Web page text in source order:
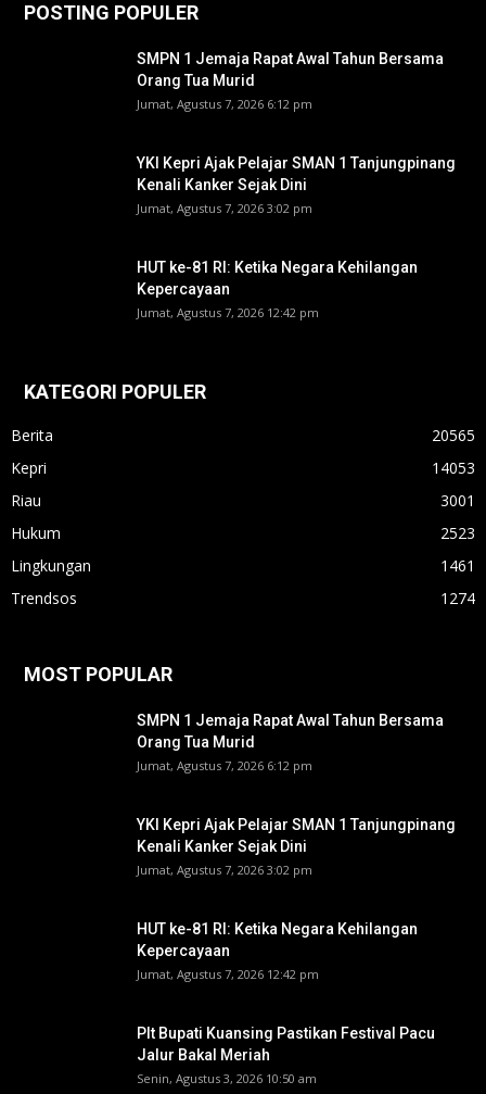
POSTING POPULER
SMPN 1 Jemaja Rapat Awal Tahun Bersama
Orang Tua Murid ‎
Jumat, Agustus 7, 2026 6:12 pm
YKI Kepri Ajak Pelajar SMAN 1 Tanjungpinang
Kenali Kanker Sejak Dini
Jumat, Agustus 7, 2026 3:02 pm
HUT ke-81 RI: Ketika Negara Kehilangan
Kepercayaan
Jumat, Agustus 7, 2026 12:42 pm
KATEGORI POPULER
Berita
20565
Kepri
14053
Riau
3001
Hukum
2523
Lingkungan
1461
Trendsos
1274
MOST POPULAR
SMPN 1 Jemaja Rapat Awal Tahun Bersama
Orang Tua Murid ‎
Jumat, Agustus 7, 2026 6:12 pm
YKI Kepri Ajak Pelajar SMAN 1 Tanjungpinang
Kenali Kanker Sejak Dini
Jumat, Agustus 7, 2026 3:02 pm
HUT ke-81 RI: Ketika Negara Kehilangan
Kepercayaan
Jumat, Agustus 7, 2026 12:42 pm
Plt Bupati Kuansing Pastikan Festival Pacu
Jalur Bakal Meriah
Senin, Agustus 3, 2026 10:50 am